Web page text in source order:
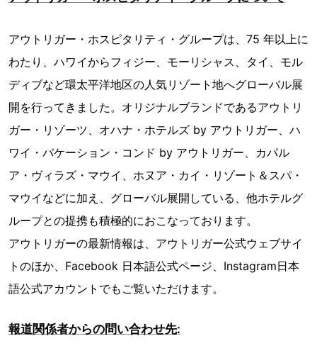
アウトリガー・ホスピタリティ・グループは、75 年以上に
わたり、ハワイからフィジー、モーリシャス、タイ、モル
ディブなど環太平洋地区の人気リゾート地へグローバル展
開を行ってきました。オリジナルブランドであるアウトリ
ガー・リゾーツ、オハナ・ホテルズ by アウトリガー、ハ
ワイ・バケーション・コンド by アウトリガー、カパル
ア・ヴィラズ・マウイ、ホヌア・カイ・リゾート＆スパ・
マウイなどに加え、グローバル展開している、他ホテルグ
ループとの提携も積極的におこなっております。
アウトリガーの最新情報は、アウトリガー公式ウェブサイ
トのほか、Facebook 日本語公式ページ、Instagram日本
語公式アカウントでもご覧いただけます。
報道関係者からの問い合わせ先: